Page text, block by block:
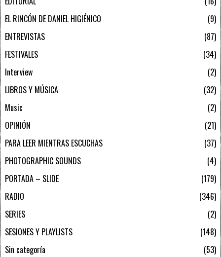
EL RINCÓN DE DANIEL HIGIÉNICO
9
ENTREVISTAS
87
FESTIVALES
34
Interview
2
LIBROS Y MÚSICA
32
Music
2
OPINIÓN
21
PARA LEER MIENTRAS ESCUCHAS
37
PHOTOGRAPHIC SOUNDS
4
PORTADA – SLIDE
179
RADIO
346
SERIES
2
SESIONES Y PLAYLISTS
148
Sin categoría
53